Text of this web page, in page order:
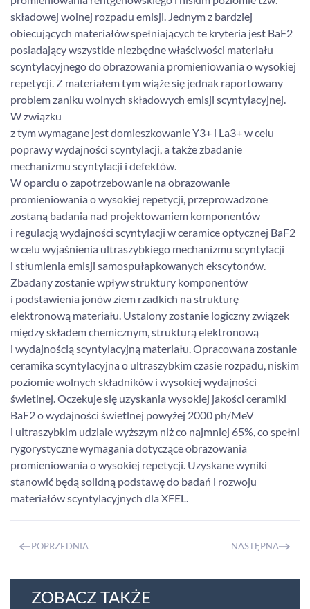
składowej wolnej rozpadu emisji. Jednym z bardziej
obiecujących materiałów spełniających te kryteria jest BaF2
posiadający wszystkie niezbędne właściwości materiału
scyntylacyjnego do obrazowania promieniowania o wysokiej
repetycji. Z materiałem tym wiąże się jednak raportowany
problem zaniku wolnych składowych emisji scyntylacyjnej.
W związku
z tym wymagane jest domieszkowanie Y3+ i La3+ w celu
poprawy wydajności scyntylacji, a także zbadanie
mechanizmu scyntylacji i defektów.
W oparciu o zapotrzebowanie na obrazowanie
promieniowania o wysokiej repetycji, przeprowadzone
zostaną badania nad projektowaniem komponentów
i regulacją wydajności scyntylacji w ceramice optycznej BaF2
w celu wyjaśnienia ultraszybkiego mechanizmu scyntylacji
i stłumienia emisji samospułapkowanych ekscytonów.
Zbadany zostanie wpływ struktury komponentów
i podstawienia jonów ziem rzadkich na strukturę
elektronową materiału. Ustalony zostanie logiczny związek
między składem chemicznym, strukturą elektronową
i wydajnością scyntylacyjną materiału. Opracowana zostanie
ceramika scyntylacyjna o ultraszybkim czasie rozpadu, niskim
poziomie wolnych składników i wysokiej wydajności
świetlnej. Oczekuje się uzyskania wysokiej jakości ceramiki
BaF2 o wydajności świetlnej powyżej 2000 ph/MeV
i ultraszybkim udziale wyższym niż co najmniej 65%, co spełni
rygorystyczne wymagania dotyczące obrazowania
promieniowania o wysokiej repetycji. Uzyskane wyniki
stanowić będą solidną podstawę do badań i rozwoju
materiałów scyntylacyjnych dla XFEL.
POPRZEDNIA NASTĘPNA
ZOBACZ TAKŻE